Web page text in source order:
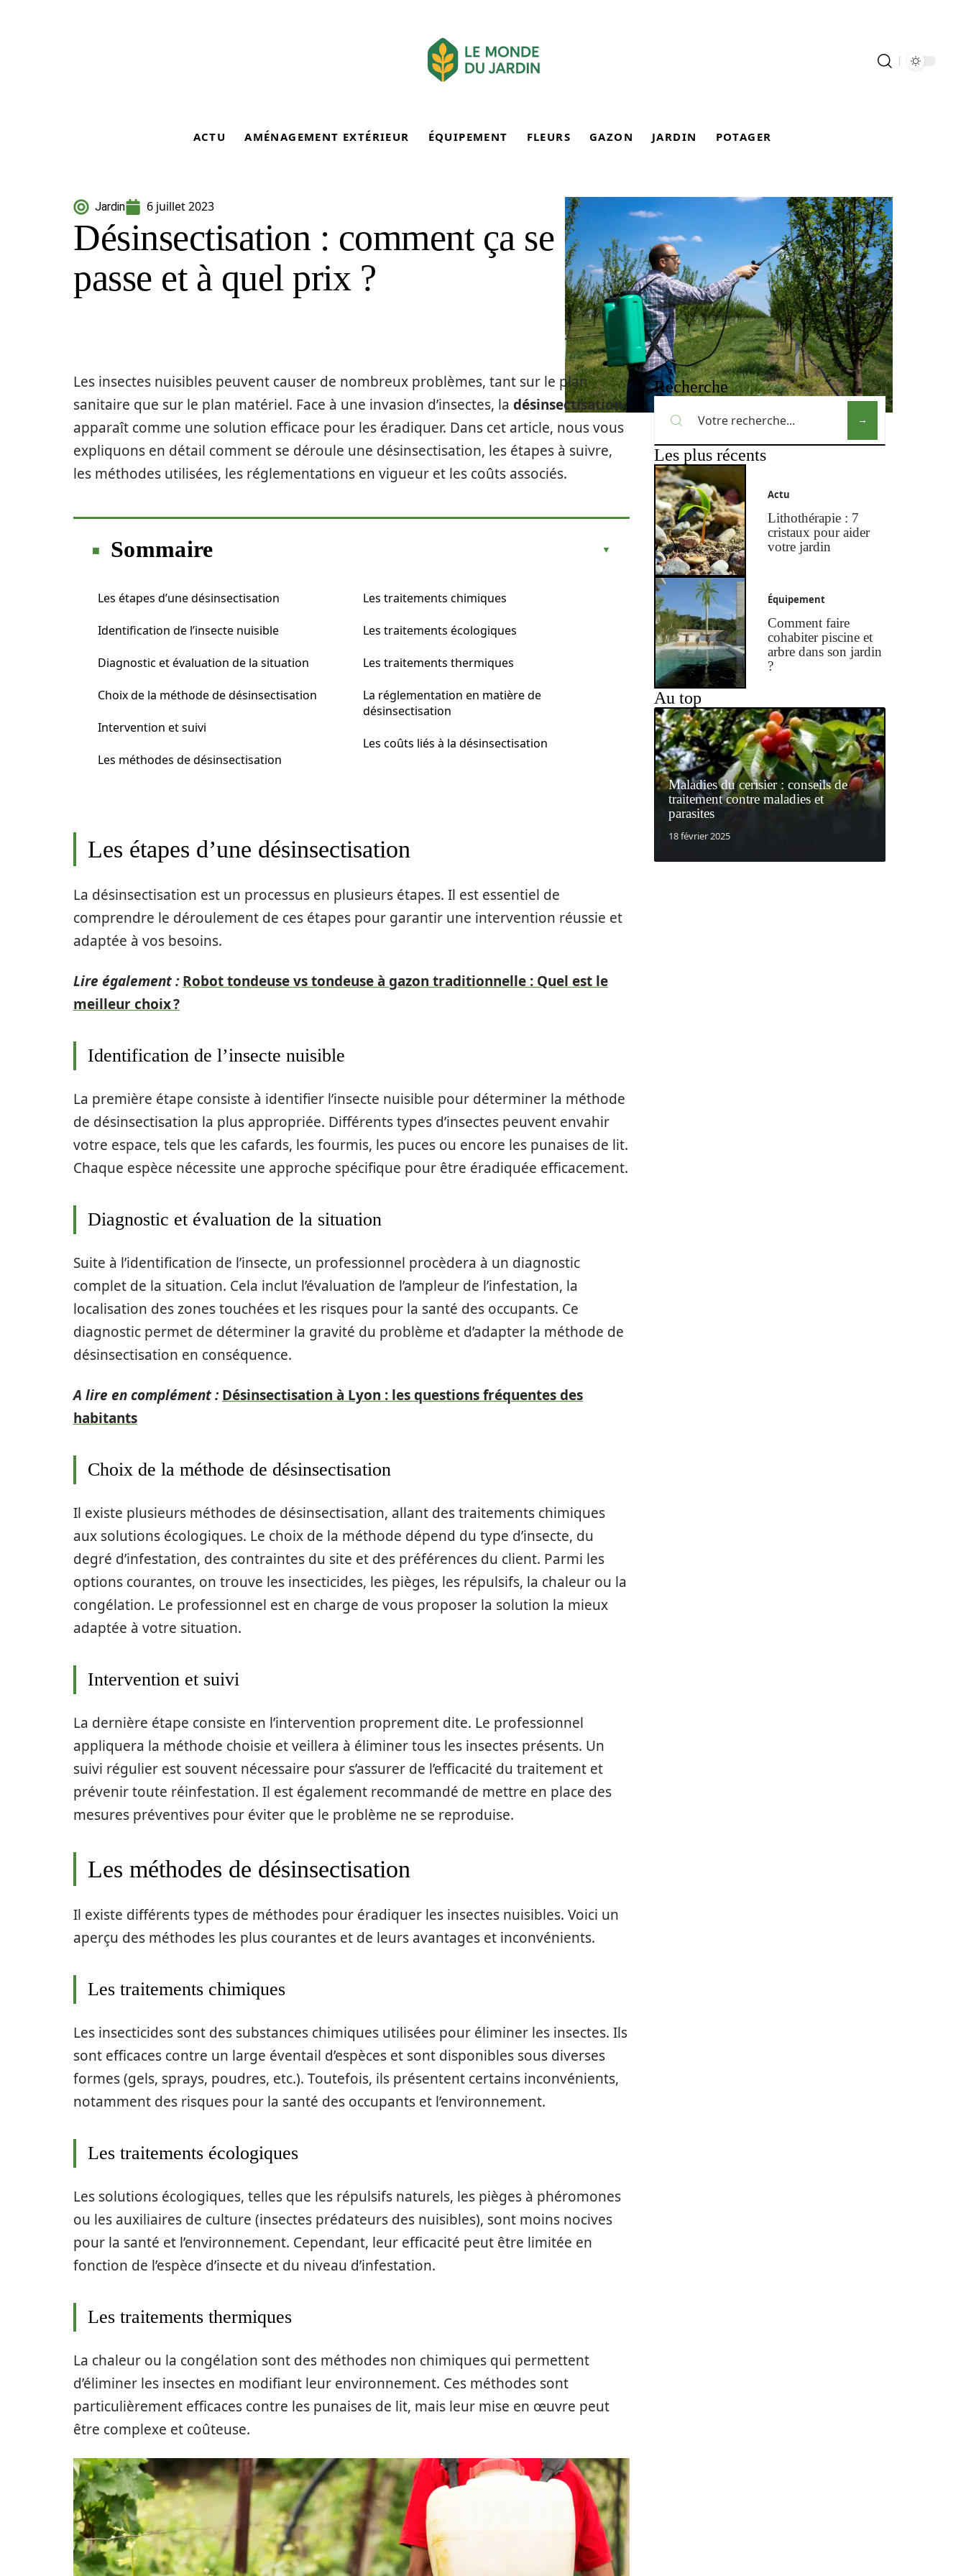
ACTU AMÉNAGEMENT EXTÉRIEUR ÉQUIPEMENT FLEURS GAZON JARDIN POTAGER
Jardin 6 juillet 2023
Désinsectisation : comment ça se
passe et à quel prix ?
Les insectes nuisibles peuvent causer de nombreux problèmes, tant sur le plan
sanitaire que sur le plan matériel. Face à une invasion d’insectes, la désinsectisation
apparaît comme une solution efficace pour les éradiquer. Dans cet article, nous vous
expliquons en détail comment se déroule une désinsectisation, les étapes à suivre,
les méthodes utilisées, les réglementations en vigueur et les coûts associés.
Sommaire
Les étapes d’une désinsectisation
Identification de l’insecte nuisible
Diagnostic et évaluation de la situation
Choix de la méthode de désinsectisation
Intervention et suivi
Les méthodes de désinsectisation
Les traitements chimiques
Les traitements écologiques
Les traitements thermiques
La réglementation en matière de
désinsectisation
Les coûts liés à la désinsectisation
Les étapes d’une désinsectisation
La désinsectisation est un processus en plusieurs étapes. Il est essentiel de
comprendre le déroulement de ces étapes pour garantir une intervention réussie et
adaptée à vos besoins.
Lire également : Robot tondeuse vs tondeuse à gazon traditionnelle : Quel est le
meilleur choix ?
Identification de l’insecte nuisible
La première étape consiste à identifier l’insecte nuisible pour déterminer la méthode
de désinsectisation la plus appropriée. Différents types d’insectes peuvent envahir
votre espace, tels que les cafards, les fourmis, les puces ou encore les punaises de lit.
Chaque espèce nécessite une approche spécifique pour être éradiquée efficacement.
Diagnostic et évaluation de la situation
Suite à l’identification de l’insecte, un professionnel procèdera à un diagnostic
complet de la situation. Cela inclut l’évaluation de l’ampleur de l’infestation, la
localisation des zones touchées et les risques pour la santé des occupants. Ce
diagnostic permet de déterminer la gravité du problème et d’adapter la méthode de
désinsectisation en conséquence.
A lire en complément : Désinsectisation à Lyon : les questions fréquentes des
habitants
Choix de la méthode de désinsectisation
Il existe plusieurs méthodes de désinsectisation, allant des traitements chimiques
aux solutions écologiques. Le choix de la méthode dépend du type d’insecte, du
degré d’infestation, des contraintes du site et des préférences du client. Parmi les
options courantes, on trouve les insecticides, les pièges, les répulsifs, la chaleur ou la
congélation. Le professionnel est en charge de vous proposer la solution la mieux
adaptée à votre situation.
Intervention et suivi
La dernière étape consiste en l’intervention proprement dite. Le professionnel
appliquera la méthode choisie et veillera à éliminer tous les insectes présents. Un
suivi régulier est souvent nécessaire pour s’assurer de l’efficacité du traitement et
prévenir toute réinfestation. Il est également recommandé de mettre en place des
mesures préventives pour éviter que le problème ne se reproduise.
Les méthodes de désinsectisation
Il existe différents types de méthodes pour éradiquer les insectes nuisibles. Voici un
aperçu des méthodes les plus courantes et de leurs avantages et inconvénients.
Les traitements chimiques
Les insecticides sont des substances chimiques utilisées pour éliminer les insectes. Ils
sont efficaces contre un large éventail d’espèces et sont disponibles sous diverses
formes (gels, sprays, poudres, etc.). Toutefois, ils présentent certains inconvénients,
notamment des risques pour la santé des occupants et l’environnement.
Les traitements écologiques
Les solutions écologiques, telles que les répulsifs naturels, les pièges à phéromones
ou les auxiliaires de culture (insectes prédateurs des nuisibles), sont moins nocives
pour la santé et l’environnement. Cependant, leur efficacité peut être limitée en
fonction de l’espèce d’insecte et du niveau d’infestation.
Les traitements thermiques
La chaleur ou la congélation sont des méthodes non chimiques qui permettent
d’éliminer les insectes en modifiant leur environnement. Ces méthodes sont
particulièrement efficaces contre les punaises de lit, mais leur mise en œuvre peut
être complexe et coûteuse.
Recherche
Les plus récents
Actu
Lithothérapie : 7
cristaux pour aider
votre jardin
Équipement
Comment faire
cohabiter piscine et
arbre dans son jardin
?
Au top
Maladies du cerisier : conseils de
traitement contre maladies et
parasites
18 février 2025